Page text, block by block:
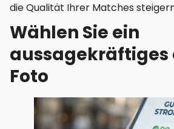
die Qualität Ihrer Matches
Wählen Sie ein
aussagekräftiges
Foto